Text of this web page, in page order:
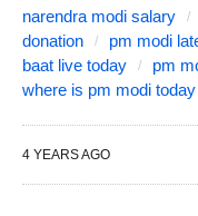
narendra modi salary
donation
pm modi
baat live today
pm
where is pm modi today
4 YEARS AGO